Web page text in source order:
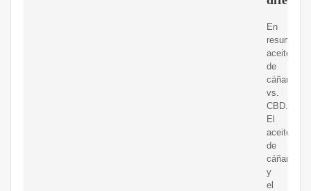
En
resumen:
aceite
de
cáñamo
vs.
CBD.
El
aceite
de
cáñamo
y
el